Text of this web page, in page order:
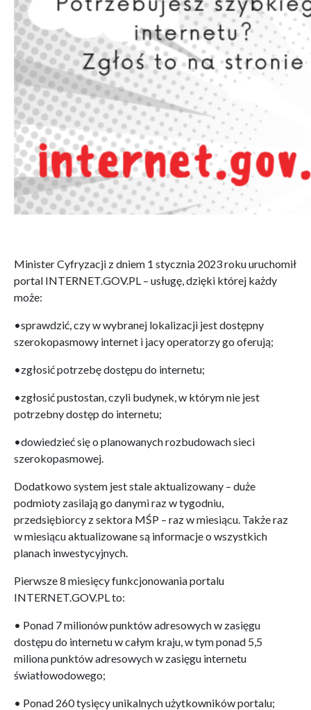
Minister Cyfryzacji z dniem 1 stycznia 2023 roku uruchomił
portal INTERNET.GOV.PL – usługę, dzięki której każdy
może:
•sprawdzić, czy w wybranej lokalizacji jest dostępny
szerokopasmowy internet i jacy operatorzy go oferują;
•zgłosić potrzebę dostępu do internetu;
•zgłosić pustostan, czyli budynek, w którym nie jest
potrzebny dostęp do internetu;
•dowiedzieć się o planowanych rozbudowach sieci
szerokopasmowej.
Dodatkowo system jest stale aktualizowany – duże
podmioty zasilają go danymi raz w tygodniu,
przedsiębiorcy z sektora MŚP – raz w miesiącu. Także raz
w miesiącu aktualizowane są informacje o wszystkich
planach inwestycyjnych.
Pierwsze 8 miesięcy funkcjonowania portalu
INTERNET.GOV.PL to:
• Ponad 7 milionów punktów adresowych w zasięgu
dostępu do internetu w całym kraju, w tym ponad 5,5
miliona punktów adresowych w zasięgu internetu
światłowodowego;
• Ponad 260 tysięcy unikalnych użytkowników portalu;